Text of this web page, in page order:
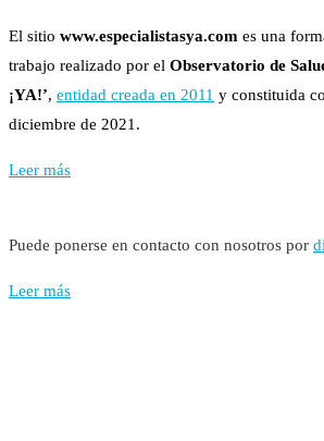
El sitio www.especialistasya.com es una
trabajo realizado por el Observatorio de
¡YA!’, entidad creada en 2011 y constituida
diciembre de 2021.
Leer más
Puede ponerse en contacto con nosotros por
Leer más